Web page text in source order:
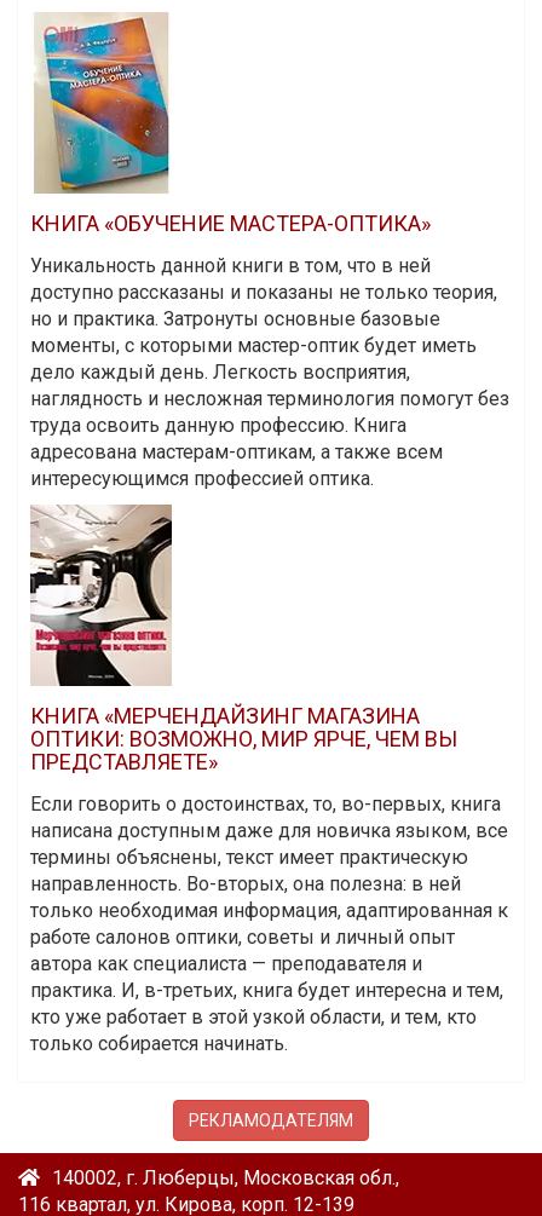
КНИГА «ОБУЧЕНИЕ МАСТЕРА-ОПТИКА»
Уникальность данной книги в том, что в ней
доступно рассказаны и показаны не только теория,
но и практика. Затронуты основные базовые
моменты, с которыми мастер-оптик будет иметь
дело каждый день. Легкость восприятия,
наглядность и несложная терминология помогут без
труда освоить данную профессию. Книга
адресована мастерам-оптикам, а также всем
интересующимся профессией оптика.
КНИГА «МЕРЧЕНДАЙЗИНГ МАГАЗИНА
ОПТИКИ: ВОЗМОЖНО, МИР ЯРЧЕ, ЧЕМ ВЫ
ПРЕДСТАВЛЯЕТЕ»
Если говорить о достоинствах, то, во-первых, книга
написана доступным даже для новичка языком, все
термины объяснены, текст имеет практическую
направленность. Во-вторых, она полезна: в ней
только необходимая информация, адаптированная к
работе салонов оптики, советы и личный опыт
автора как специалиста — преподавателя и
практика. И, в-третьих, книга будет интересна и тем,
кто уже работает в этой узкой области, и тем, кто
только собирается начинать.
РЕКЛАМОДАТЕЛЯМ
140002, г. Люберцы, Московская обл.,
116 квартал, ул. Кирова, корп. 12-139